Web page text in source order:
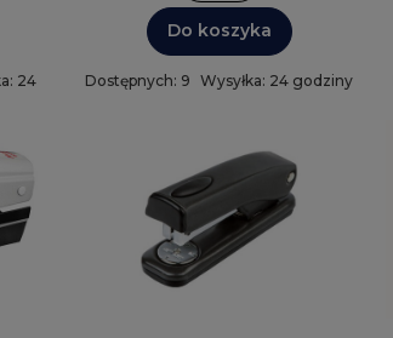
24
Do koszyka
Dostępnych: 9 Wysyłka: 24 godziny